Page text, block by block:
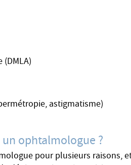
(DMLA)
astigmatisme)
ophtalmologue ?
pour plusieurs raisons,